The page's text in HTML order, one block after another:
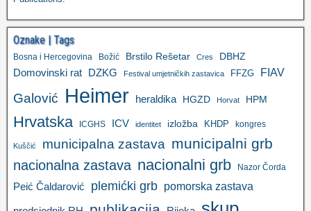
Oznake | Tags
Bosna i Hercegovina Božić Brstilo Rešetar Cres DBHZ
Domovinski rat DZKG Festival umjetničkih zastavica FFZG FIAV
Galović Heimer heraldika HGZD Horvat HPM
Hrvatska ICGHS ICV identitet izložba KHDP kongres
Kuščić municipalna zastava municipalni grb
nacionalna zastava nacionalni grb Nazor Čorda
Peić Čaldarović plemićki grb pomorska zastava